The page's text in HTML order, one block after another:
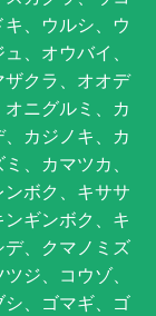
、ウルシ、ウ
、オウバイ、
クラ、オオデ
ニグルミ、カ
カジノキ、カ
、カマツカ、
ボク、キササ
ギンボク、キ
、クマノミズ
ジ、コウゾ、
、ゴマギ、ゴ